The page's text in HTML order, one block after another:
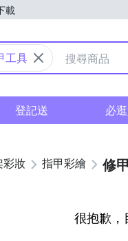
載
物中心
工具
登記送 必
彩妝 指甲彩繪 修
很抱歉，